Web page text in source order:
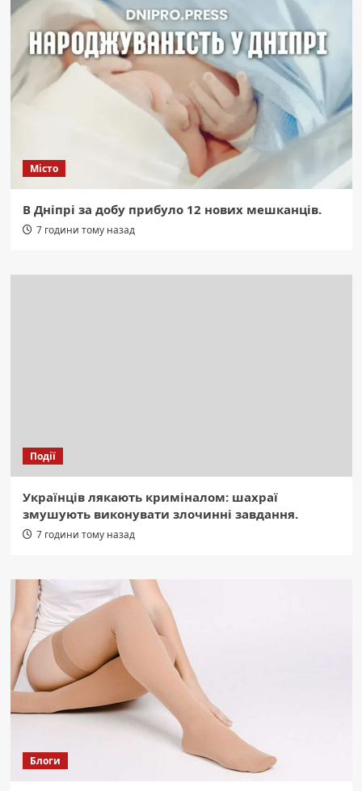
Місто
В Дніпрі за добу прибуло 12 нових мешканців.
7 години тому назад
Події
Українців лякають криміналом: шахраї
змушують виконувати злочинні завдання.
7 години тому назад
Блоги